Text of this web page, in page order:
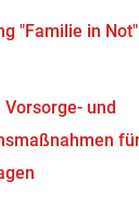
"Familie in
und